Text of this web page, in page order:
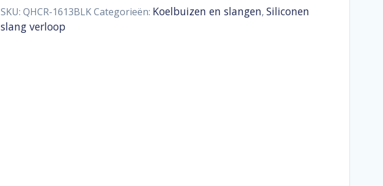
-
13
mm
SKU: QHCR-1613BLKCategorieën: Koelbuizen en slangen, Siliconen
slang verloop